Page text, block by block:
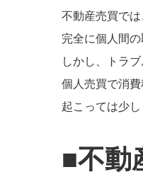
不動産売買で
完全に個人間
しかし、トラ
個人売買で消
起こっては少し
■不動